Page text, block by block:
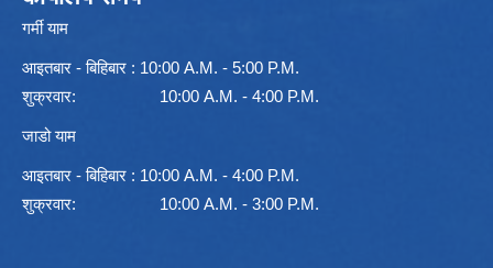
गर्मी याम
आइतबार - बिहिबार : 10:00 A.M. - 5:00 P.M.
शुक्रवार: 10:00 A.M. - 4:00 P.M.
जाडो याम
आइतबार - बिहिबार : 10:00 A.M. - 4:00 P.M.
शुक्रवार: 10:00 A.M. - 3:00 P.M.